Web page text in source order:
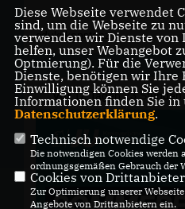
📍 Die Auswirkungen des GKV-
Landkreis Konstanz.
📍 Die angespannte
Gemeinden, die
Der offene Dialog und der
die Grundlage, um
Region zu entwickeln. Vielen
waren und ihre Perspektiven
#cdu#konstanz#singen#
cdukvkonstanz
vor12 Tagen 23 Stunden
Diese Webseite verwendet
sind, um die Webseite zu
verwenden wir Dienste
helfen, unser Webangebot
Optmierung). Für die
Dienste, benötigen wir Ihre
Einwilligung können Sie
Informationen finden Sie in
Datenschutzerklärung.
Technisch notwendige
Die notwendigen Cookies werden
ordnungsgemäßen Gebrauch der
Cookies von
Zur Optimierung unserer
Angebote von Drittanbietern ein.